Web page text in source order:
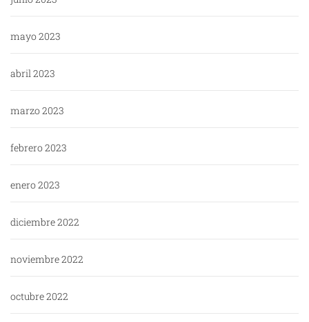
mayo 2023
abril 2023
marzo 2023
febrero 2023
enero 2023
diciembre 2022
noviembre 2022
octubre 2022